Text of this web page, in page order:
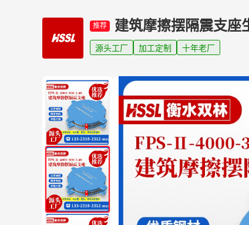
推荐 建筑摩擦摆隔震支座
源头工厂 加工定制 十年老厂